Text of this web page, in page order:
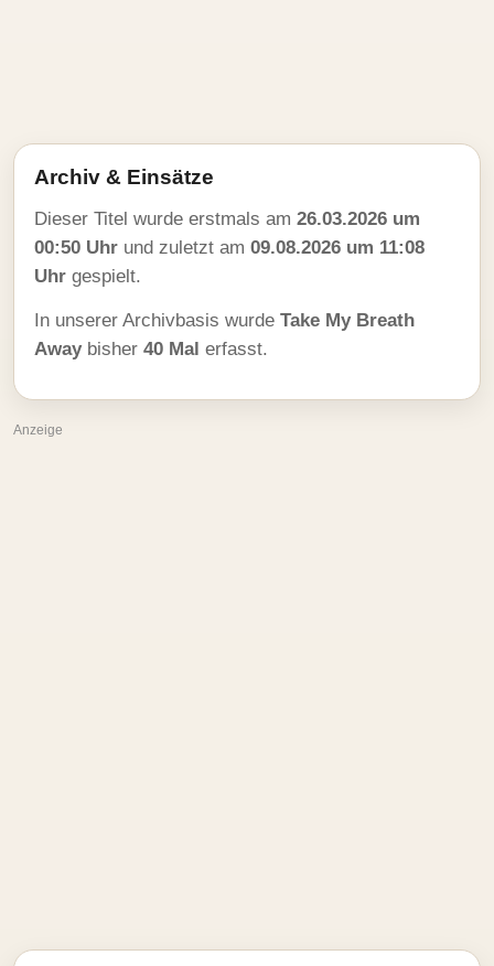
Archiv & Einsätze
Dieser Titel wurde erstmals am 26.03.2026 um
00:50 Uhr und zuletzt am 09.08.2026 um 11:08
Uhr gespielt.
In unserer Archivbasis wurde Take My Breath
Awaybisher 40 Mal erfasst.
Anzeige